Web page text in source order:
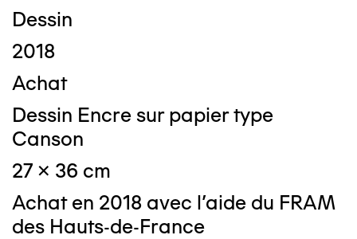
Dessin
2018
Achat
Dessin Encre sur papier type
Canson
27 x 36 cm
Achat en 2018 avec l'aide du FRAM
des Hauts-de-France